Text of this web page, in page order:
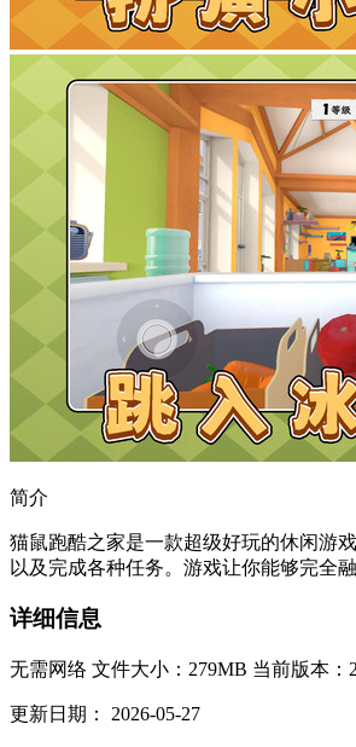
简介
猫鼠跑酷之家是一款超级好玩的休闲游
以及完成各种任务。游戏让你能够完全
详细信息
无需网络 文件大小：279MB 当前版本：
更新日期： 2026-05-27